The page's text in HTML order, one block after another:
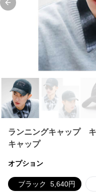
Previous slide
ランニングキャップ
キャップ
オプション
ブラック 5,640円